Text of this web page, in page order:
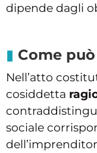
dipende dagli
Come
Nell’atto
cosiddetta
sociale